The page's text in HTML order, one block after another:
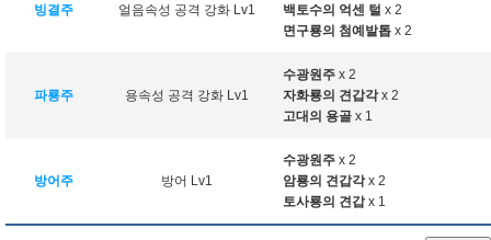
빙결주 얼음속성 공격 강화 Lv1
백토수의 억센 털 x 2
면구룡의 첨예발톱 x 2
파룡주 용속성 공격 강화 Lv1
수광원주 x 2
자화룡의 견갑각x 2
고대의 용골 x 1
방어주 방어 Lv1
수광원주 x 2
암룡의 견갑각x 2
토사룡의 견갑x 1